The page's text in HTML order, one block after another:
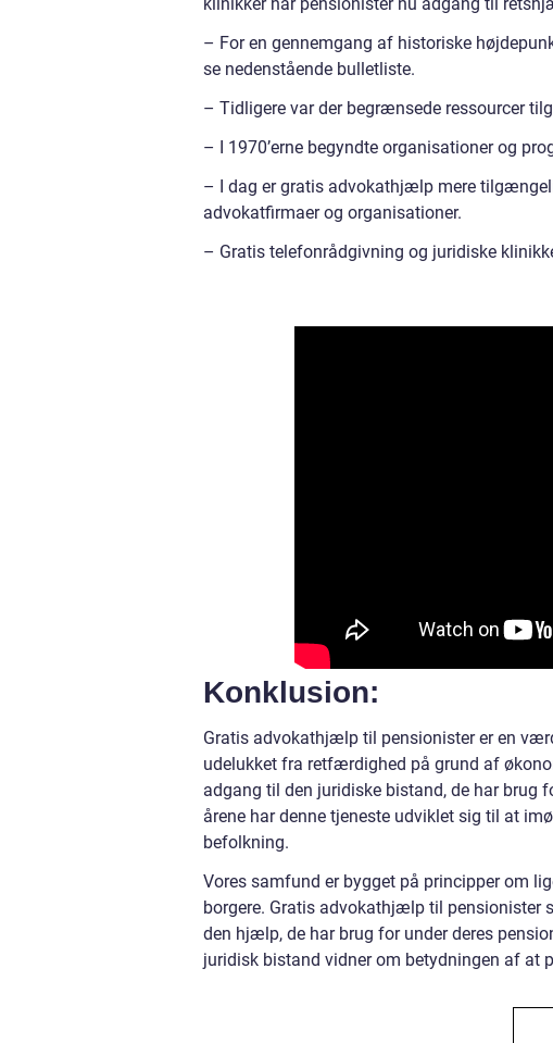
– For en gennemgang af historiske
se nedenstående bulletliste.
– Tidligere var der begrænsede ressourcer
– I 1970’erne begyndte organisationer og
– I dag er gratis advokathjælp mere
advokatfirmaer og organisationer.
– Gratis telefonrådgivning og juridiske
Konklusion:
Gratis advokathjælp til pensionister er en
udelukket fra retfærdighed på grund af
adgang til den juridiske bistand, de har brug
årene har denne tjeneste udviklet sig til at
befolkning.
Vores samfund er bygget på principper om
borgere. Gratis advokathjælp til pensionister
den hjælp, de har brug for under deres
juridisk bistand vidner om betydningen af at